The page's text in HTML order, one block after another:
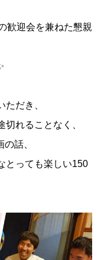
歓迎会を兼ねた懇親
だき、
れることなく、
話、
とっても楽しい150